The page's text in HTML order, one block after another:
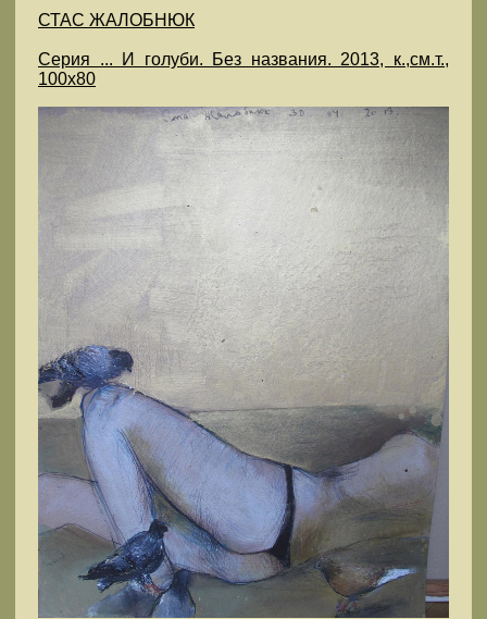
СТАС ЖАЛОБНЮК
Серия ... И голуби. Без названия. 2013, к.,см.т.,
100х80